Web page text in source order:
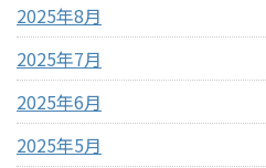
2025年8月
2025年7月
2025年6月
2025年5月